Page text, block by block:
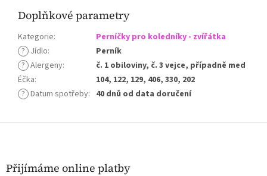
Doplňkové parametry
Kategorie:
Perníčky pro koledníky - zvířátka
? Jídlo:
Perník
? Alergeny:
č. 1 obiloviny, č. 3 vejce, případně med
Éčka:
104, 122, 129, 406, 330, 202
? Datum spotřeby: 40 dnů od data doručení
Z
Přijímáme online platby